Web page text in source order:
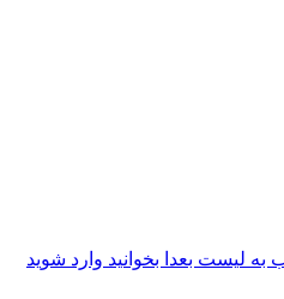
بعدا بخوانید وارد شوید